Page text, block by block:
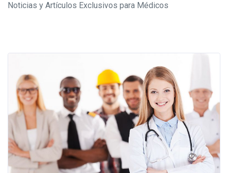
Noticias y Artículos Exclusivos para Médicos